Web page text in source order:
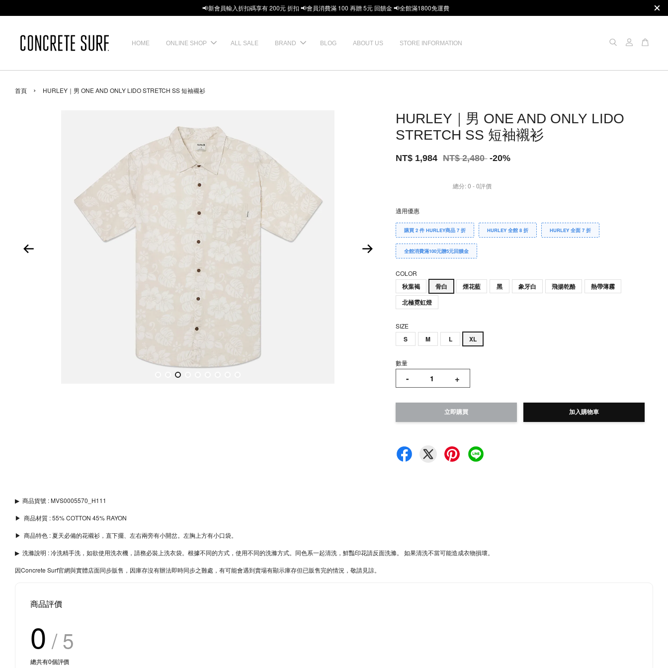
📢新會員輸入折扣碼享有 200元 折扣 📢會員消費滿 100 再贈 5元 回饋金 📢全館滿1800免運費
HOME ONLINE SHOP ALL SALE BRAND BLOG ABOUT US STORE INFORMATION
首頁 › HURLEY｜男 ONE AND ONLY LIDO STRETCH SS 短袖襯衫
HURLEY｜男 ONE AND ONLY LIDO
STRETCH SS 短袖襯衫
NT$ 1,984 NT$ 2,480 -20%
總分:0 -0評價
適用優惠
購買 2 件 HURLEY商品 7 折 HURLEY 全館 8 折 HURLEY 全面 7 折
全館消費滿100元贈5元回饋金
COLOR
秋葉褐 骨白 煙花藍 黑 象牙白 飛揚乾酪
熱帶薄霧
北極霓虹燈
SIZE
S M L XL
數量
- +
立即購買 加入購物車
▶︎ 商品貨號 : MVS0005570_H111
▶︎ 商品材質 : 55% COTTON 45% RAYON
▶︎ 商品特色 : 夏天必備的花襯衫，直下擺、左右兩旁有小開岔。左胸上方有小口袋。
▶︎ 洗滌說明 : 冷洗精手洗，如欲使用洗衣機，請務必裝上洗衣袋。根據不同的方式，使用不同的洗滌方式。同色系一起清洗，鮮豔印花請反面洗滌。 如果清洗不當可能造成衣物損壞。
因Concrete Surf官網與實體店面同步販售，因庫存沒有辦法即時同步之難處，有可能會遇到賣場有顯示庫存但已販售完的情況，敬請見諒。
商品評價
0 / 5
總共有0個評價